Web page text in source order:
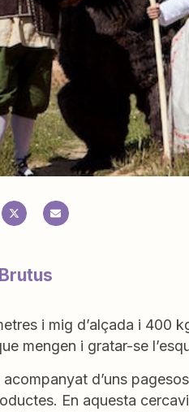
i mig d’alçada i 400
mengen i gratar-se
d’uns
En aquesta